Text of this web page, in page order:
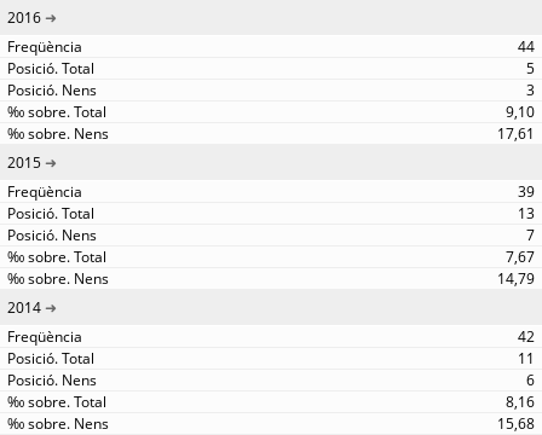
2016
44
5
3
9,10
17,61
2015
39
13
7
7,67
14,79
2014
42
11
6
8,16
15,68